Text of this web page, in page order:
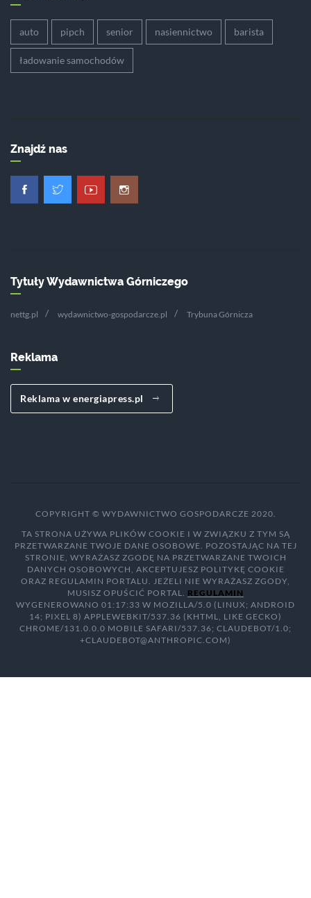
auto pipch senior nasiennictwo barista
ładowanie samochodów
Znajdź nas
Tytuły Wydawnictwa Górniczego
nettg.pl wydawnictwo-gospodarcze.pl Trybuna Górnicza
Reklama
Reklama w energiapress.pl
COPYRIGHT © WYDAWNICTWO GOSPODARCZE 2020.
TA STRONA UŻYWA PLIKÓW COOKIE I W ZWIĄZKU Z TYM SĄ
PRZETWARZANE TWOJE DANE OSOBOWE. POZOSTAJĄC NA TEJ
STRONIE, WYRAŻASZ ZGODĘ NA PRZETWARZANE TWOICH
DANYCH OSOBOWYCH, AKCEPTUJESZ POLITYKĘ COOKIE
ORAZ REGULAMIN PORTALU. JEŻELI NIE WYRAŻASZ ZGODY,
MUSISZ OPUŚCIĆ PORTAL. REGULAMIN
WYGENEROWANO 01:17:33 W MOZILLA/5.0 (LINUX; ANDROID
14; PIXEL 8) APPLEWEBKIT/537.36 (KHTML, LIKE GECKO)
CHROME/131.0.0.0 MOBILE SAFARI/537.36; CLAUDEBOT/1.0;
+CLAUDEBOT@ANTHROPIC.COM)